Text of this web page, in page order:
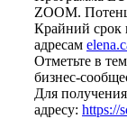
ZOOM.
Крайний срок
адресам
Отметьте в
бизнес-
Для
адресу: https://